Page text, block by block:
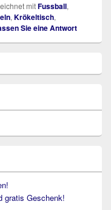
mitFussball,
, Krökeltisch,
Sie eine Antwort
gratis Geschenk!